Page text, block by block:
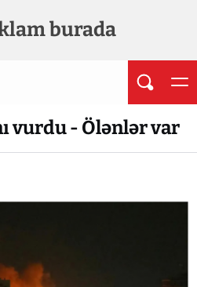
burada
vurdu - Ölənlər var